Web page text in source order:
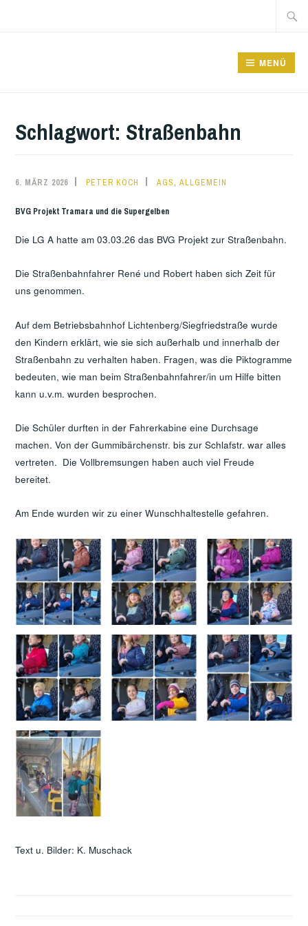
Suche
MENÜ
Schlagwort: Straßenbahn
6. MÄRZ 2026 PETER KOCH AGS,ALLGEMEIN
BVG Projekt Tramara und die Supergelben
Die LG A hatte am 03.03.26 das BVG Projekt zur Straßenbahn.
Die Straßenbahnfahrer René und Robert haben sich Zeit für
uns genommen.
Auf dem Betriebsbahnhof Lichtenberg/Siegfriedstraße wurde
den Kindern erklärt, wie sie sich außerhalb und innerhalb der
Straßenbahn zu verhalten haben. Fragen, was die Piktogramme
bedeuten, wie man beim Straßenbahnfahrer/in um Hilfe bitten
kann u.v.m. wurden besprochen.
Die Schüler durften in der Fahrerkabine eine Durchsage
machen. Von der Gummibärchenstr. bis zur Schlafstr. war alles
vertreten. Die Vollbremsungen haben auch viel Freude
bereitet.
Am Ende wurden wir zu einer Wunschhaltestelle gefahren.
Text u. Bilder: K. Muschack